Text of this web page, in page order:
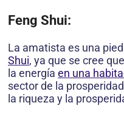
Feng Shui:
La amatista es una
Shui, ya que se cree
la energía en una
sector de la
la riqueza y la